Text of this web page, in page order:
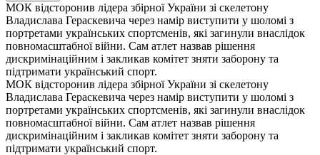
МОК відсторонив лідера збірної України зі скелетону
Владислава Гераскевича через намір виступити у шоломі з
портретами українських спортсменів, які загинули внаслідок
повномасштабної війни. Сам атлет назвав рішення
дискримінаційним і закликав комітет зняти заборону та
підтримати український спорт.
МОК відсторонив лідера збірної України зі скелетону
Владислава Гераскевича через намір виступити у шоломі з
портретами українських спортсменів, які загинули внаслідок
повномасштабної війни. Сам атлет назвав рішення
дискримінаційним і закликав комітет зняти заборону та
підтримати український спорт.